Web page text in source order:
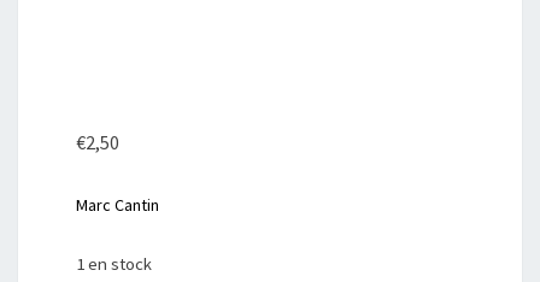
€2,50
Marc Cantin
1 en stock